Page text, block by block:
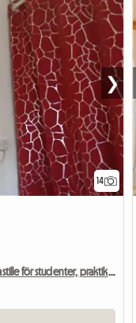
14
❯
Möblerad studiolägenhet i Bastille för studenter, praktikanter eller affärsresenärer.